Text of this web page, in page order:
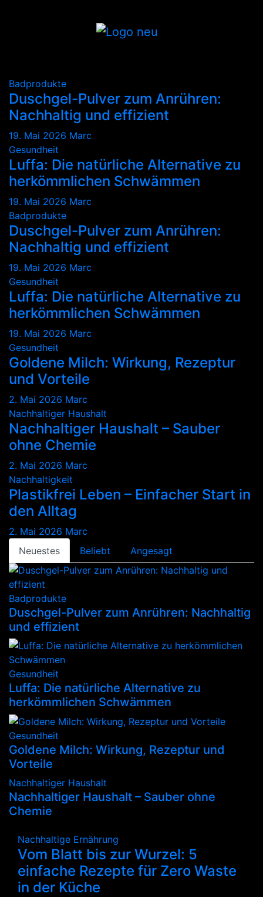
Badprodukte
Duschgel-Pulver zum Anrühren:
Nachhaltig und effizient
19. Mai 2026 Marc
Gesundheit
Luffa: Die natürliche Alternative zu
herkömmlichen Schwämmen
19. Mai 2026 Marc
Badprodukte
Duschgel-Pulver zum Anrühren:
Nachhaltig und effizient
19. Mai 2026 Marc
Gesundheit
Luffa: Die natürliche Alternative zu
herkömmlichen Schwämmen
19. Mai 2026 Marc
Gesundheit
Goldene Milch: Wirkung, Rezeptur
und Vorteile
2. Mai 2026 Marc
Nachhaltiger Haushalt
Nachhaltiger Haushalt – Sauber
ohne Chemie
2. Mai 2026 Marc
Nachhaltigkeit
Plastikfrei Leben – Einfacher Start in
den Alltag
2. Mai 2026 Marc
Neuestes
Beliebt Angesagt
Badprodukte
Duschgel-Pulver zum Anrühren: Nachhaltig
und effizient
Gesundheit
Luffa: Die natürliche Alternative zu
herkömmlichen Schwämmen
Gesundheit
Goldene Milch: Wirkung, Rezeptur und
Vorteile
Nachhaltiger Haushalt
Nachhaltiger Haushalt – Sauber ohne
Chemie
Nachhaltige Ernährung
Vom Blatt bis zur Wurzel: 5
einfache Rezepte für Zero Waste
in der Küche